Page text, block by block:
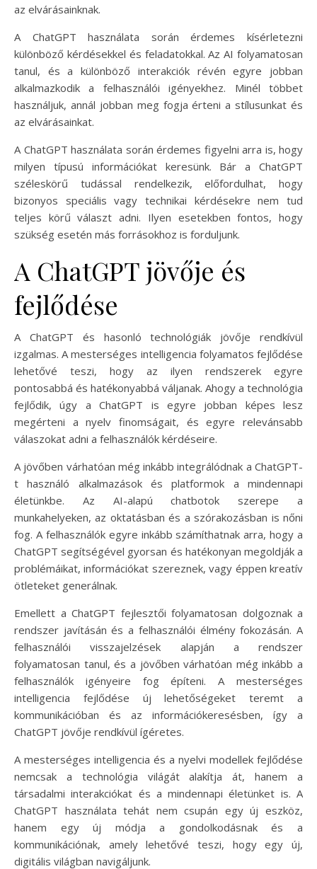
az elvárásainknak.
A ChatGPT használata során érdemes kísérletezni
különböző kérdésekkel és feladatokkal. Az AI folyamatosan
tanul, és a különböző interakciók révén egyre jobban
alkalmazkodik a felhasználói igényekhez. Minél többet
használjuk, annál jobban meg fogja érteni a stílusunkat és
az elvárásainkat.
A ChatGPT használata során érdemes figyelni arra is, hogy
milyen típusú információkat keresünk. Bár a ChatGPT
széleskörű tudással rendelkezik, előfordulhat, hogy
bizonyos speciális vagy technikai kérdésekre nem tud
teljes körű választ adni. Ilyen esetekben fontos, hogy
szükség esetén más forrásokhoz is forduljunk.
A ChatGPT jövője és
fejlődése
A ChatGPT és hasonló technológiák jövője rendkívül
izgalmas. A mesterséges intelligencia folyamatos fejlődése
lehetővé teszi, hogy az ilyen rendszerek egyre
pontosabbá és hatékonyabbá váljanak. Ahogy a technológia
fejlődik, úgy a ChatGPT is egyre jobban képes lesz
megérteni a nyelv finomságait, és egyre relevánsabb
válaszokat adni a felhasználók kérdéseire.
A jövőben várhatóan még inkább integrálódnak a ChatGPT-
t használó alkalmazások és platformok a mindennapi
életünkbe. Az AI-alapú chatbotok szerepe a
munkahelyeken, az oktatásban és a szórakozásban is nőni
fog. A felhasználók egyre inkább számíthatnak arra, hogy a
ChatGPT segítségével gyorsan és hatékonyan megoldják a
problémáikat, információkat szereznek, vagy éppen kreatív
ötleteket generálnak.
Emellett a ChatGPT fejlesztői folyamatosan dolgoznak a
rendszer javításán és a felhasználói élmény fokozásán. A
felhasználói visszajelzések alapján a rendszer
folyamatosan tanul, és a jövőben várhatóan még inkább a
felhasználók igényeire fog építeni. A mesterséges
intelligencia fejlődése új lehetőségeket teremt a
kommunikációban és az információkeresésben, így a
ChatGPT jövője rendkívül ígéretes.
A mesterséges intelligencia és a nyelvi modellek fejlődése
nemcsak a technológia világát alakítja át, hanem a
társadalmi interakciókat és a mindennapi életünket is. A
ChatGPT használata tehát nem csupán egy új eszköz,
hanem egy új módja a gondolkodásnak és a
kommunikációnak, amely lehetővé teszi, hogy egy új,
digitális világban navigáljunk.